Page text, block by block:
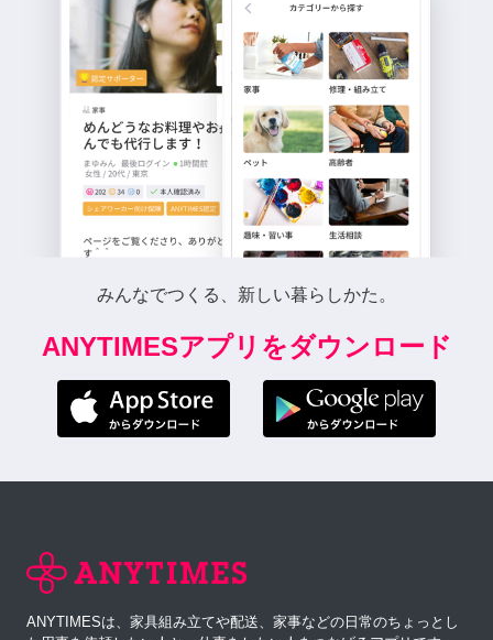
みんなでつくる、新しい暮らしかた。
ANYTIMESアプリをダウンロード
ANYTIMESは、家具組み立てや配送、家事などの日常のちょっとし